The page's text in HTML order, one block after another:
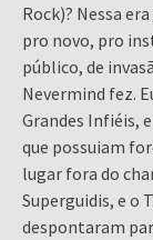
Rock)? Nessa
pro novo, pro
público, de
Nevermind fez.
Grandes Infiéis,
que possuiam
lugar fora do
Superguidis, e o
despontaram